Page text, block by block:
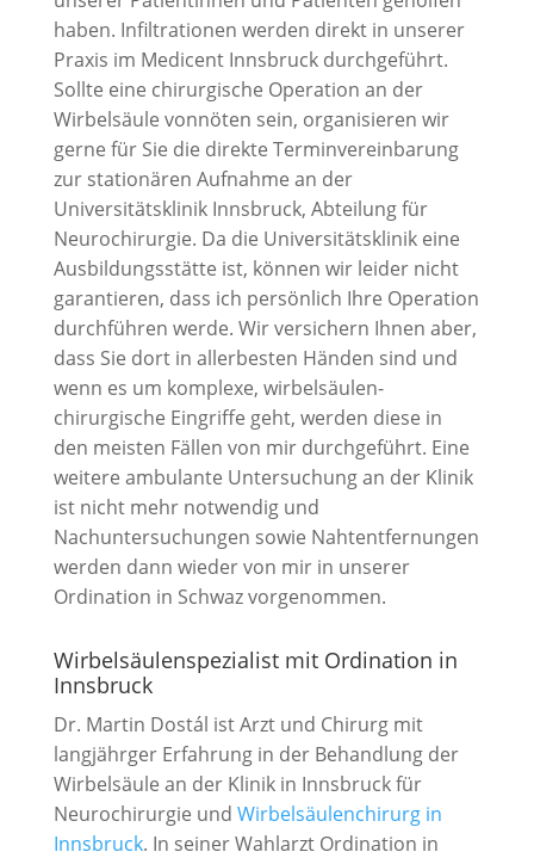
haben. Infiltrationen werden direkt in unserer
Praxis im Medicent Innsbruck durchgeführt.
Sollte eine chirurgische Operation an der
Wirbelsäule vonnöten sein, organisieren wir
gerne für Sie die direkte Terminvereinbarung
zur stationären Aufnahme an der
Universitätsklinik Innsbruck, Abteilung für
Neurochirurgie. Da die Universitätsklinik eine
Ausbildungsstätte ist, können wir leider nicht
garantieren, dass ich persönlich Ihre Operation
durchführen werde. Wir versichern Ihnen aber,
dass Sie dort in allerbesten Händen sind und
wenn es um komplexe, wirbelsäulen-
chirurgische Eingriffe geht, werden diese in
den meisten Fällen von mir durchgeführt. Eine
weitere ambulante Untersuchung an der Klinik
ist nicht mehr notwendig und
Nachuntersuchungen sowie Nahtentfernungen
werden dann wieder von mir in unserer
Ordination in Schwaz vorgenommen.
Wirbelsäulenspezialist mit Ordination in
Innsbruck
Dr. Martin Dostál ist Arzt und Chirurg mit
langjährger Erfahrung in der Behandlung der
Wirbelsäule an der Klinik in Innsbruck für
Neurochirurgie und Wirbelsäulenchirurg in
Innsbruck. In seiner Wahlarzt Ordination in